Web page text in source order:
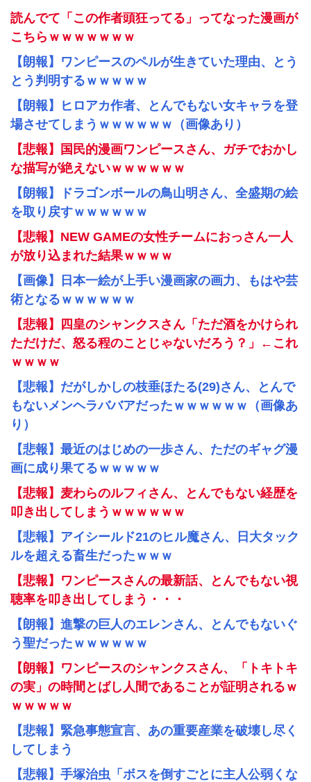
読んでて「この作者頭狂ってる」ってなった漫画が
こちらｗｗｗｗｗｗｗ
【朗報】ワンピースのペルが生きていた理由、とう
とう判明するｗｗｗｗｗ
【朗報】ヒロアカ作者、とんでもない女キャラを登
場させてしまうｗｗｗｗｗｗ（画像あり）
【悲報】国民的漫画ワンピースさん、ガチでおかし
な描写が絶えないｗｗｗｗｗｗ
【朗報】ドラゴンボールの鳥山明さん、全盛期の絵
を取り戻すｗｗｗｗｗｗ
【悲報】NEW GAMEの女性チームにおっさん一人
が放り込まれた結果ｗｗｗｗ
【画像】日本一絵が上手い漫画家の画力、もはや芸
術となるｗｗｗｗｗｗ
【悲報】四皇のシャンクスさん「ただ酒をかけられ
ただけだ、怒る程のことじゃないだろう？」←これ
ｗｗｗｗ
【悲報】だがしかしの枝垂ほたる(29)さん、とんで
もないメンヘラババアだったｗｗｗｗｗｗ（画像あ
り）
【悲報】最近のはじめの一歩さん、ただのギャグ漫
画に成り果てるｗｗｗｗｗ
【悲報】麦わらのルフィさん、とんでもない経歴を
叩き出してしまうｗｗｗｗｗｗ
【悲報】アイシールド21のヒル魔さん、日大タック
ルを超える畜生だったｗｗｗ
【悲報】ワンピースさんの最新話、とんでもない視
聴率を叩き出してしまう・・・
【朗報】進撃の巨人のエレンさん、とんでもないぐ
う聖だったｗｗｗｗｗｗ
【朗報】ワンピースのシャンクスさん、「トキトキ
の実」の時間とばし人間であることが証明されるｗ
ｗｗｗｗｗ
【悲報】緊急事態宣言、あの重要産業を破壊し尽く
してしまう
【悲報】手塚治虫「ボスを倒すごとに主人公弱くな